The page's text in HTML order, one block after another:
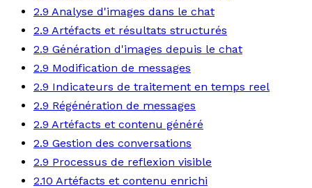
2.9 Analyse d'images dans le chat
2.9 Artéfacts et résultats structurés
2.9 Génération d'images depuis le chat
2.9 Modification de messages
2.9 Indicateurs de traitement en temps reel
2.9 Régénération de messages
2.9 Artéfacts et contenu généré
2.9 Gestion des conversations
2.9 Processus de reflexion visible
2.10 Artéfacts et contenu enrichi